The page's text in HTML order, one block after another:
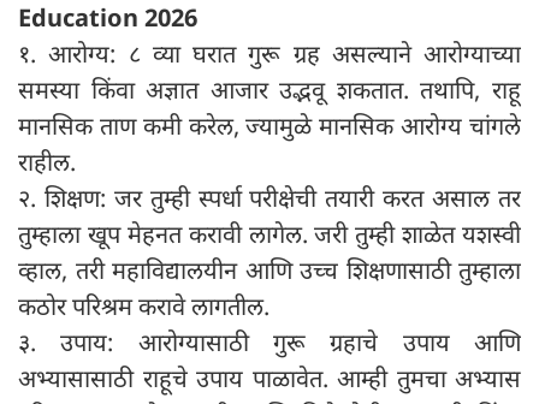
Education 2026
१. आरोग्य: ८ व्या घरात गुरू ग्रह असल्याने आरोग्याच्या
समस्या किंवा अज्ञात आजार उद्भवू शकतात. तथापि, राहू
मानसिक ताण कमी करेल, ज्यामुळे मानसिक आरोग्य चांगले
राहील.
२. शिक्षण: जर तुम्ही स्पर्धा परीक्षेची तयारी करत असाल तर
तुम्हाला खूप मेहनत करावी लागेल. जरी तुम्ही शाळेत यशस्वी
व्हाल, तरी महाविद्यालयीन आणि उच्च शिक्षणासाठी तुम्हाला
कठोर परिश्रम करावे लागतील.
३. उपाय: आरोग्यासाठी गुरू ग्रहाचे उपाय आणि
अभ्यासासाठी राहूचे उपाय पाळावेत. आम्ही तुमचा अभ्यास